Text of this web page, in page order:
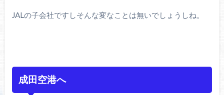
JALの子会社ですしそんな変なことは無いでしょうしね。
成田空港へ